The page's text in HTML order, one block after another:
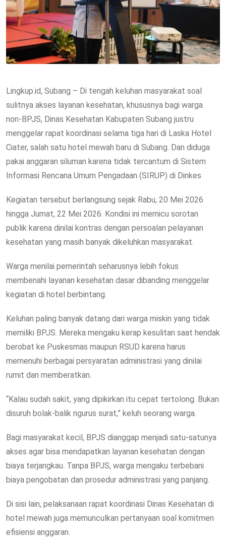
Lingkup.id, Subang – Di tengah keluhan masyarakat soal
sulitnya akses layanan kesehatan, khususnya bagi warga
non-BPJS, Dinas Kesehatan Kabupaten Subang justru
menggelar rapat koordinasi selama tiga hari di Laska Hotel
Ciater, salah satu hotel mewah baru di Subang. Dan diduga
pakai anggaran siluman karena tidak tercantum di Sistem
Informasi Rencana Umum Pengadaan (SIRUP) di Dinkes
Kegiatan tersebut berlangsung sejak Rabu, 20 Mei 2026
hingga Jumat, 22 Mei 2026. Kondisi ini memicu sorotan
publik karena dinilai kontras dengan persoalan pelayanan
kesehatan yang masih banyak dikeluhkan masyarakat.
Warga menilai pemerintah seharusnya lebih fokus
membenahi layanan kesehatan dasar dibanding menggelar
kegiatan di hotel berbintang.
Keluhan paling banyak datang dari warga miskin yang tidak
memiliki BPJS. Mereka mengaku kerap kesulitan saat hendak
berobat ke Puskesmas maupun RSUD karena harus
memenuhi berbagai persyaratan administrasi yang dinilai
rumit dan memberatkan.
“Kalau sudah sakit, yang dipikirkan itu cepat tertolong. Bukan
disuruh bolak-balik ngurus surat,” keluh seorang warga.
Bagi masyarakat kecil, BPJS dianggap menjadi satu-satunya
akses agar bisa mendapatkan layanan kesehatan dengan
biaya terjangkau. Tanpa BPJS, warga mengaku terbebani
biaya pengobatan dan prosedur administrasi yang panjang.
Di sisi lain, pelaksanaan rapat koordinasi Dinas Kesehatan di
hotel mewah juga memunculkan pertanyaan soal komitmen
efisiensi anggaran.